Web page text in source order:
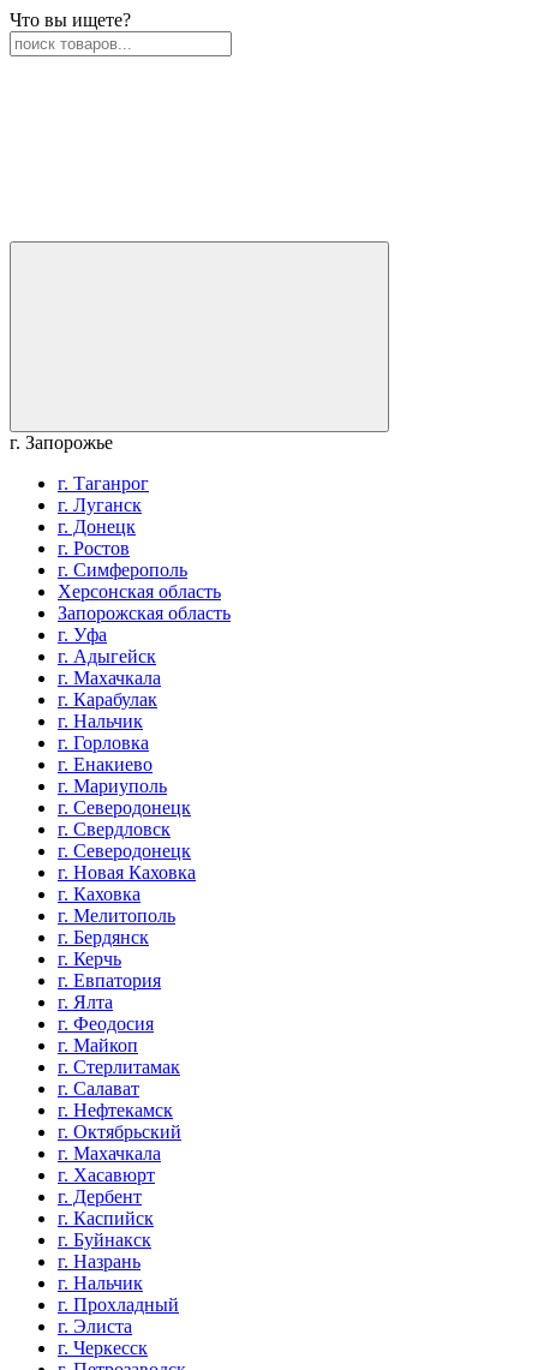
Что вы ищете?
г. Запорожье
г. Таганрог
г. Луганск
г. Донецк
г. Ростов
г. Симферополь
Херсонская область
Запорожская область
г. Уфа
г. Адыгейск
г. Махачкала
г. Карабулак
г. Нальчик
г. Горловка
г. Енакиево
г. Мариуполь
г. Северодонецк
г. Свердловск
г. Северодонецк
г. Новая Каховка
г. Каховка
г. Мелитополь
г. Бердянск
г. Керчь
г. Евпатория
г. Ялта
г. Феодосия
г. Майкоп
г. Стерлитамак
г. Салават
г. Нефтекамск
г. Октябрьский
г. Махачкала
г. Хасавюрт
г. Дербент
г. Каспийск
г. Буйнакск
г. Назрань
г. Нальчик
г. Прохладный
г. Элиста
г. Черкесск